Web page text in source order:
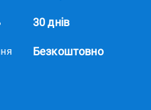
30 днів
Безкоштовно